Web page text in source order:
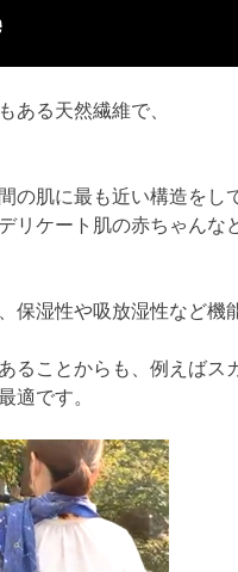
ある天然繊維で、
の肌に最も近い構造をし
リケート肌の赤ちゃんな
保湿性や吸放湿性など機
ることからも、例えばス
適です。